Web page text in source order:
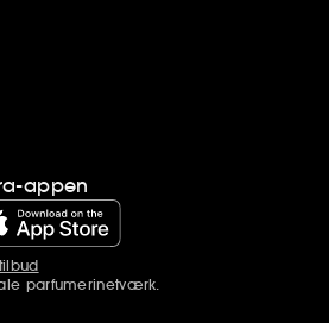
appen
parfumerinetværk.